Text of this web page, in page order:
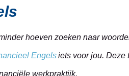
hoeven zoeken naar
Engelsiets voor jou. Deze
werkpraktijk.